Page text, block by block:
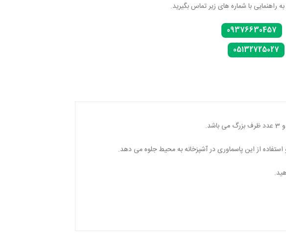
راهنمایی با شماره های زیر تماس بگیرید.
09376630457
05132725027
استفاده از این پاسماوری در آشپزخانه به محیط جلوه می دهد.